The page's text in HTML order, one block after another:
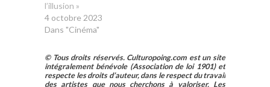
l’illusion »
4 octobre 2023
Dans "Cinéma"
© Tous droits réservés. Culturopoing.com est un site
intégralement bénévole (Association de loi 1901) et
respecte les droits d’auteur, dans le respect du travail
des artistes que nous cherchons à valoriser. Les